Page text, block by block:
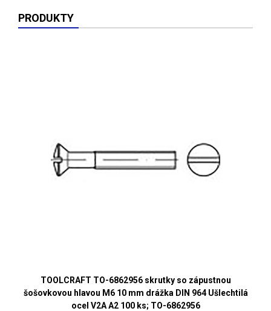
PRODUKTY
TOOLCRAFT TO-6862956 skrutky so zápustnou
šošovkovou hlavou M6 10 mm drážka DIN 964 Ušlechtilá
ocel V2A A2 100 ks; TO-6862956